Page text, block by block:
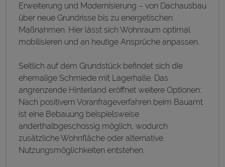
Erweiterung und Modernisierung – von Dachausbau
über neue Grundrisse bis zu energetischen
Maßnahmen. Hier lässt sich Wohnraum optimal
mobilisieren und an heutige Ansprüche anpassen.
Seitlich auf dem Grundstück befindet sich die
ehemalige Schmiede mit Lagerhalle. Das
angrenzende Hinterland eröffnet weitere Optionen:
Nach positivem Voranfrageverfahren beim Bauamt
ist eine Bebauung beispielsweise
anderthalbgeschossig möglich, wodurch
zusätzliche Wohnfläche oder alternative
Nutzungsmöglichkeiten entstehen.